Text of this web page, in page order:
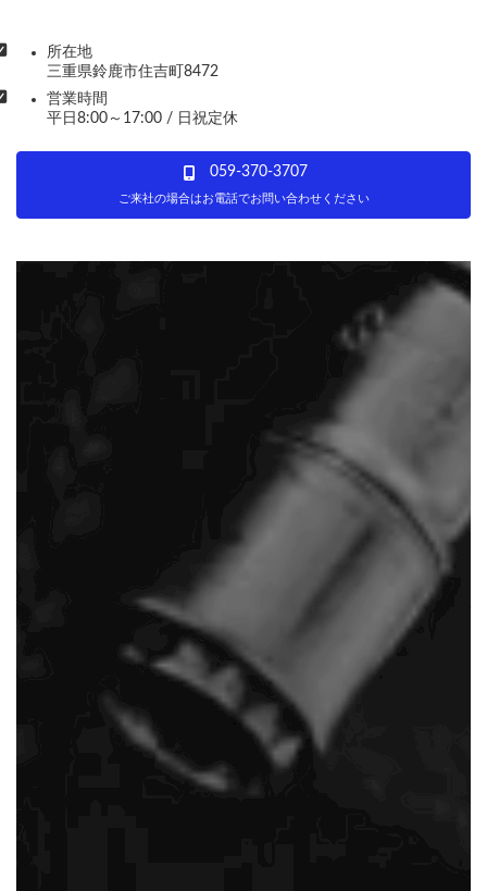
所在地
三重県鈴鹿市住吉町8472
営業時間
平日8:00～17:00 / 日祝定休
059-370-3707
ご来社の場合はお電話でお問い合わせください
Professional
NALT Co.,Ltd.
機械器具設置工事 - 配管工事 - 製缶
鈴鹿市の有限会社ナルト
お任せください！
有限会社ナルトが創業以来蓄積してきた価値あ
場力・豊富な知識と確かな技術力で、機械器具